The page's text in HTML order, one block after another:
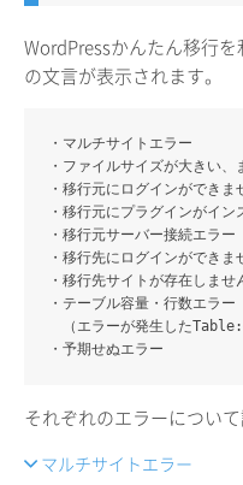
WordPressかんたん移行
の文言が表示されます。
・マルチサイトエラー
・ファイルサイズが大きい
・移行元にログインができま
・移行元にプラグインがイン
・移行元サーバー接続エラー
・移行先にログインができま
・移行先サイトが存在しませ
・テーブル容量・行数エラー
（エラーが発生した
・予期せぬエラー
それぞれのエラーについ
マルチサイトエラー